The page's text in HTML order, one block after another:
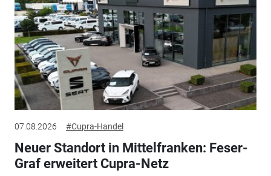
07.08.2026 #Cupra-Handel
Neuer Standort in Mittelfranken: Feser-
Graf erweitert Cupra-Netz